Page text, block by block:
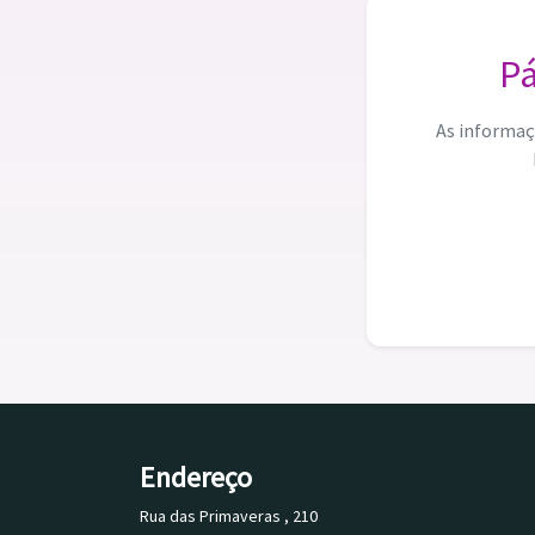
As
Endereço
Rua das Primaveras , 210